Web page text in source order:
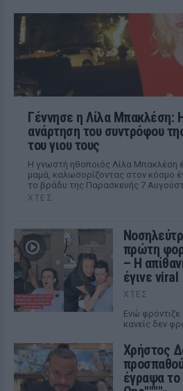
Γέννησε η Λίλα Μπακλέση:
ανάρτηση του συντρόφου
του γιου τους
Η γνωστή ηθοποιός Λίλα Μπακλέση
μαμά, καλωσορίζοντας στον κόσμο
το βράδυ της Παρασκευής 7
ΧΤΕΣ
πρώτη
– Η
έγινε viral
ΧΤΕΣ
Ενώ
κανείς δεν
Χρήστος
έγραψα